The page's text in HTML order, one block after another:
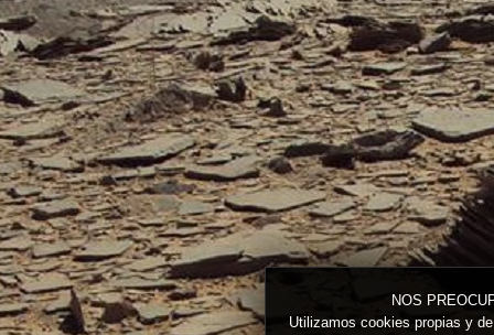
NOS
Utilizamos cookies propias y